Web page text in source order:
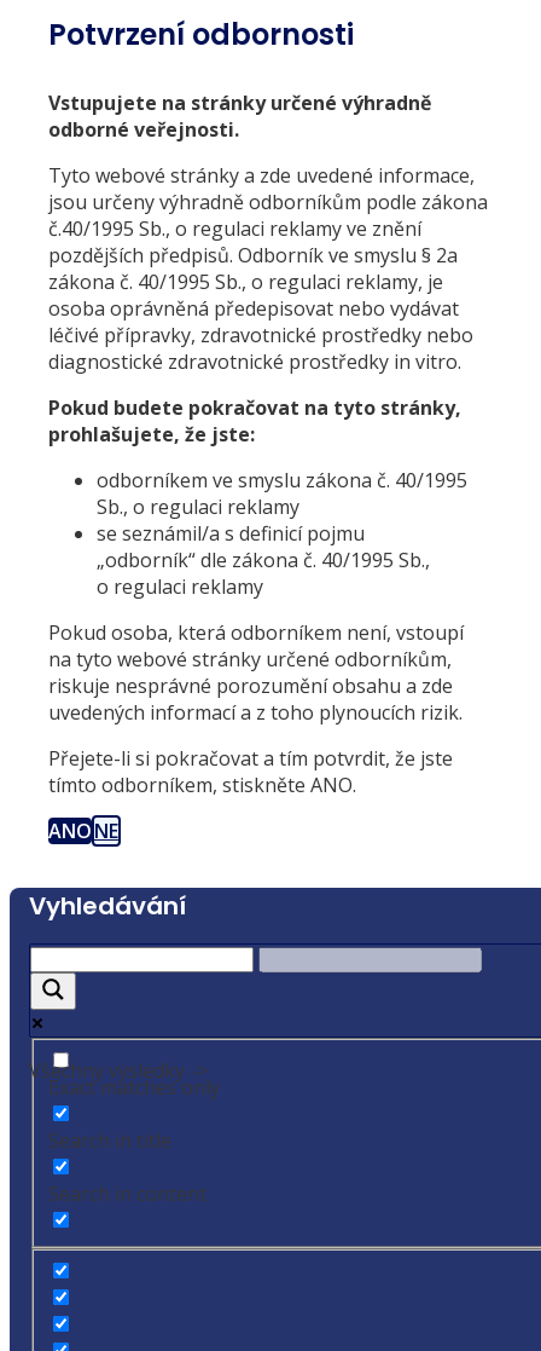
Potvrzení odbornosti
Vstupujete na stránky určené výhradně
odborné veřejnosti.
Tyto webové stránky a zde uvedené informace,
jsou určeny výhradně odborníkům podle zákona
č.40/1995 Sb., o regulaci reklamy ve znění
pozdějších předpisů. Odborník ve smyslu § 2a
zákona č. 40/1995 Sb., o regulaci reklamy, je
osoba oprávněná předepisovat nebo vydávat
léčivé přípravky, zdravotnické prostředky nebo
diagnostické zdravotnické prostředky in vitro.
Pokud budete pokračovat na tyto stránky,
prohlašujete, že jste:
odborníkem ve smyslu zákona č. 40/1995
Sb., o regulaci reklamy
se seznámil/a s definicí pojmu
„odborník“ dle zákona č. 40/1995 Sb.,
o regulaci reklamy
Pokud osoba, která odborníkem není, vstoupí
na tyto webové stránky určené odborníkům,
riskuje nesprávné porozumění obsahu a zde
uvedených informací a z toho plynoucích rizik.
Přejete-li si pokračovat a tím potvrdit, že jste
tímto odborníkem, stiskněte ANO.
ANONE
Vyhledávání
Všechny výsledky ->
Exact matches only
Search in title
Search in content